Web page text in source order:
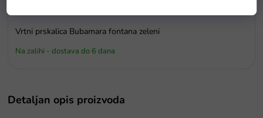
Vrtni prskalica Bubamara fontana zeleni
Na zalihi - dostava do 6 dana
Detaljan opis proizvoda